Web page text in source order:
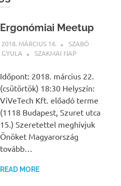
Ergonómiai Meetup
2018. MÁRCIUS 14.
SZABÓ
GYULA
SZAKMAI NAP
Időpont: 2018. március 22.
(csütörtök) 18:30 Helyszín:
ViVeTech Kft. előadó terme
(1118 Budapest, Szuret utca
15.) Szeretettel meghívjuk
Önöket Magyarország
tovább…
READ MORE